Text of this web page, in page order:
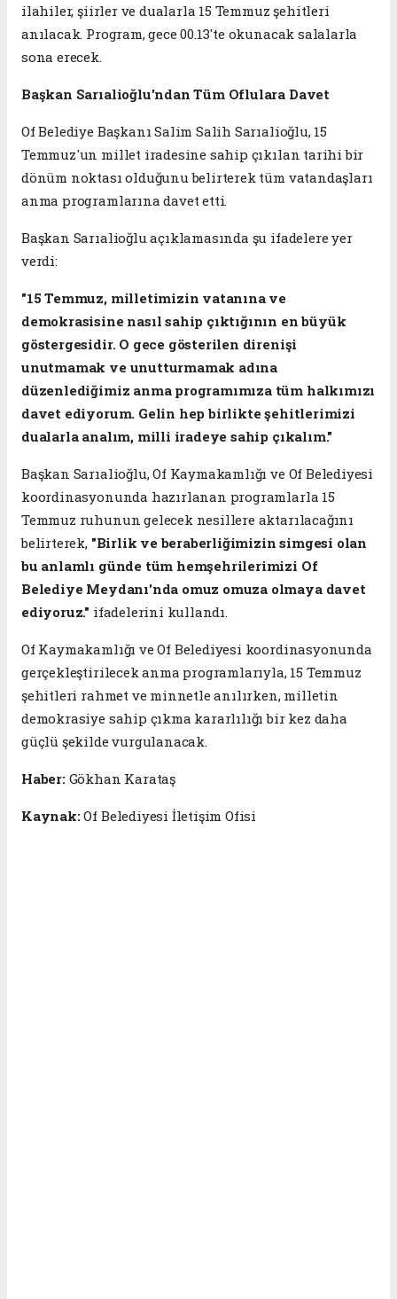
ilahiler, şiirler ve dualarla 15 Temmuz şehitleri
anılacak. Program, gece 00.13'te okunacak salalarla
sona erecek.
Başkan Sarıalioğlu'ndan Tüm Oflulara Davet
Of Belediye Başkanı Salim Salih Sarıalioğlu, 15
Temmuz'un millet iradesine sahip çıkılan tarihi bir
dönüm noktası olduğunu belirterek tüm vatandaşları
anma programlarına davet etti.
Başkan Sarıalioğlu açıklamasında şu ifadelere yer
verdi:
"15 Temmuz, milletimizin vatanına ve
demokrasisine nasıl sahip çıktığının en büyük
göstergesidir. O gece gösterilen direnişi
unutmamak ve unutturmamak adına
düzenlediğimiz anma programımıza tüm halkımızı
davet ediyorum. Gelin hep birlikte şehitlerimizi
dualarla analım, milli iradeye sahip çıkalım."
Başkan Sarıalioğlu, Of Kaymakamlığı ve Of Belediyesi
koordinasyonunda hazırlanan programlarla 15
Temmuz ruhunun gelecek nesillere aktarılacağını
belirterek, "Birlik ve beraberliğimizin simgesi olan
bu anlamlı günde tüm hemşehrilerimizi Of
Belediye Meydanı'nda omuz omuza olmaya davet
ediyoruz." ifadelerini kullandı.
Of Kaymakamlığı ve Of Belediyesi koordinasyonunda
gerçekleştirilecek anma programlarıyla, 15 Temmuz
şehitleri rahmet ve minnetle anılırken, milletin
demokrasiye sahip çıkma kararlılığı bir kez daha
güçlü şekilde vurgulanacak.
Haber: Gökhan Karataş
Kaynak:Of Belediyesi İletişim Ofisi